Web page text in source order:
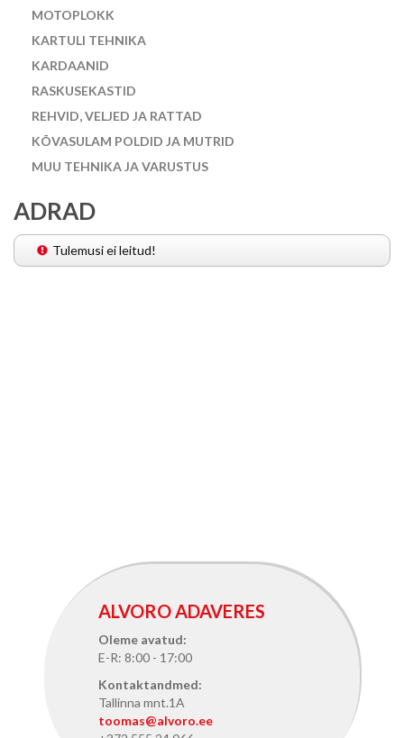
MOTOPLOKK
KARTULI TEHNIKA
KARDAANID
RASKUSEKASTID
REHVID, VELJED JA RATTAD
KÕVASULAM POLDID JA MUTRID
MUU TEHNIKA JA VARUSTUS
ADRAD
Tulemusi ei leitud!
ALVORO ADAVERES
Oleme avatud:
E-R: 8:00 - 17:00
Kontaktandmed:
Tallinna mnt.1A
toomas@alvoro.ee